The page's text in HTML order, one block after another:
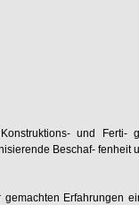
und
Beschaf-
Erfahrungen